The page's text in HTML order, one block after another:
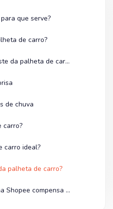
que serve?
de carro?
Quais sinais indicam desgaste da palheta de carro?
de chuva
carro?
carro ideal?
palheta de carro?
Comprar palheta de carro na Shopee compensa mais